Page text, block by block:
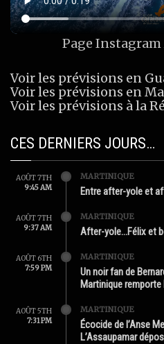
Page Instagram
Voir les prévisions en
Voir les prévisions en
Voir les prévisions à la
CES DERNIERS JOURS…
AOÛT 7TH
9:45 AM
MARTINIQUE
Entre after-yole et
AOÛT 7TH
9:37 AM
MARTINIQUE
After-yole…Félix et
AOÛT 6TH
7:59 PM
MARTINIQUE
Un noir fan de
Martinique
AOÛT 5TH
7:31 PM
MARTINIQUE
Écocide de l’Anse
L’Assaupamar